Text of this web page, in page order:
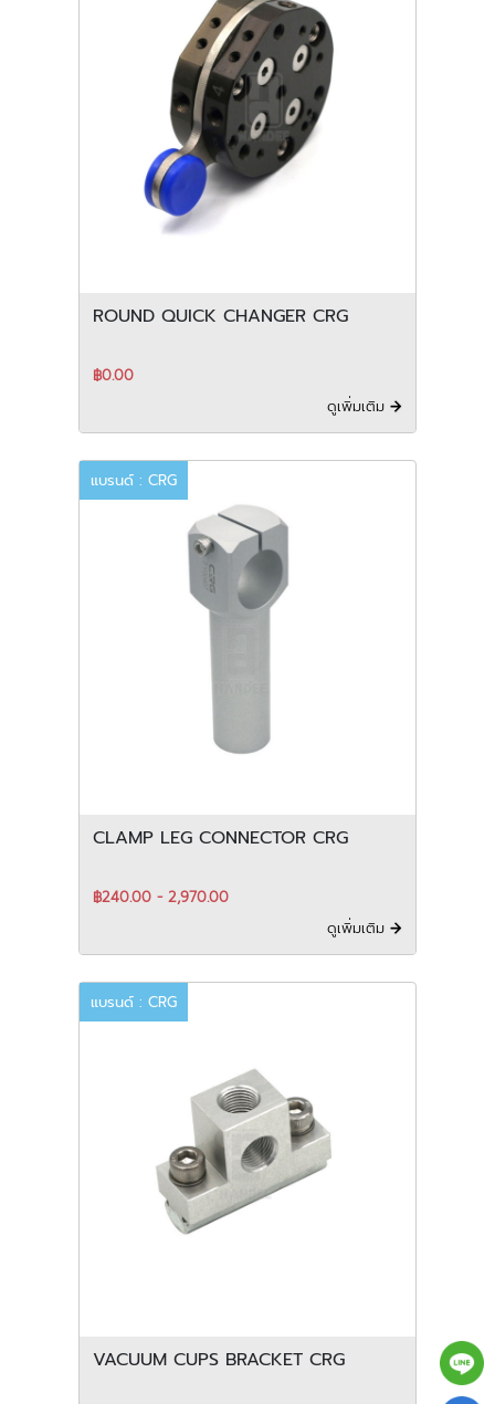
ROUND QUICK CHANGER CRG
฿0.00
ดูเพิ่มเติม
แบรนด์ : CRG
CLAMP LEG CONNECTOR CRG
฿240.00 - 2,970.00
ดูเพิ่มเติม
แบรนด์ : CRG
VACUUM CUPS BRACKET CRG